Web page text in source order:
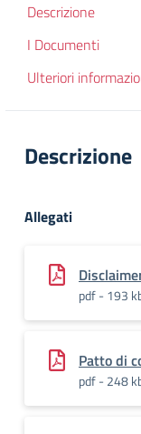
Descrizione
I Documenti
Ulteriori
Descrizione
Allegati
pdf - 193
Patto di
pdf - 248